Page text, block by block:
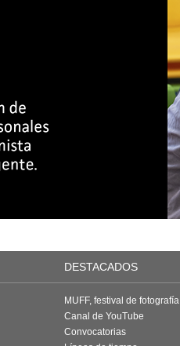
DESTACADOS
MUFF, festival de fotografía
Canal de YouTube
Convocatorias